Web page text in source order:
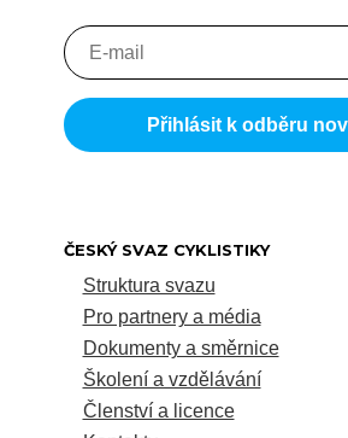
ČESKÝ SVAZ CYKLISTIKY
Struktura svazu
Pro partnery a média
Dokumenty a směrnice
Školení a vzdělávání
Členství a licence